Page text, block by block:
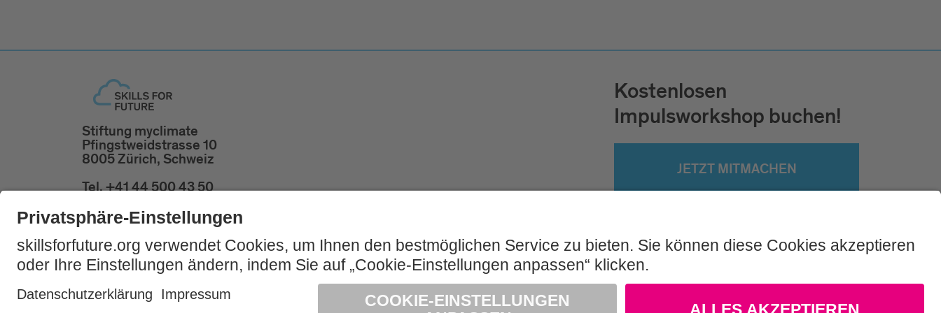
Stiftung myclimate
Pfingstweidstrasse 10
8005 Zürich, Schweiz
Tel. +41 44 500 43 50
Kostenlosen
Impulsworkshop buchen!
JETZT MITMACHEN
Impressum und Nutzungshinweis AGB Datenschutz Sitemap